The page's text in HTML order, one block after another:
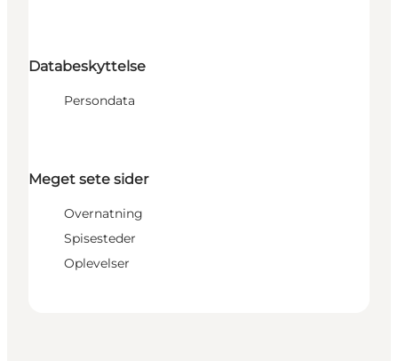
Databeskyttelse
Persondata
Meget sete sider
Overnatning
Spisesteder
Oplevelser